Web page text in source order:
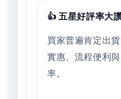
👍 五星好評率大
買家普遍肯定出
實惠、流程便利
率。